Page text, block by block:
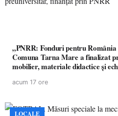
„PNRR: Fonduri pentru
Comuna Tarna Mare a finalizat
mobilier, materiale didactice și
acum 17 ore
LOCALE